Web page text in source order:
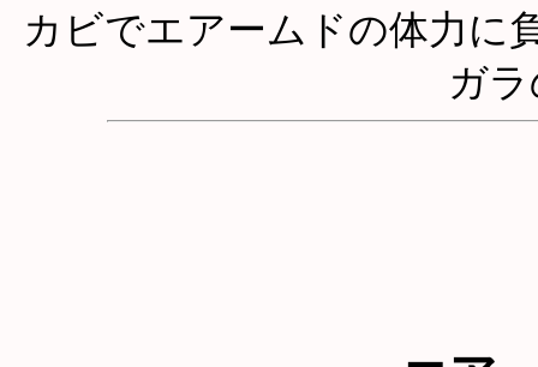
カビでエアームドの体力に
ガ